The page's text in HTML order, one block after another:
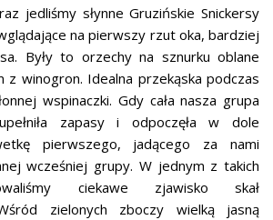
jedliśmy słynne Gruzińskie Snickersy
na pierwszy rzut oka, bardziej
Były to orzechy na sznurku oblane
z winogron. Idealna przekąska podczas
wspinaczki. Gdy cała nasza grupa
zapasy i odpoczęła w dole
pierwszego, jadącego za nami
wcześniej grupy. W jednym z takich
ciekawe zjawisko skał
zielonych zboczy wielką jasną